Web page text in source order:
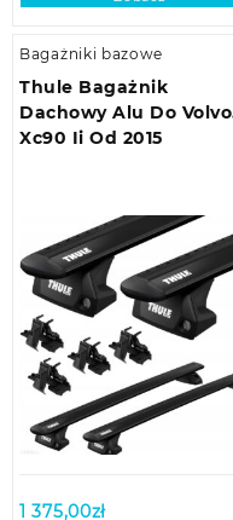
Bagażniki bazowe
Thule Bagażnik
Dachowy Alu Do Volvo
Xc90 Ii Od 2015
1 375,00zł